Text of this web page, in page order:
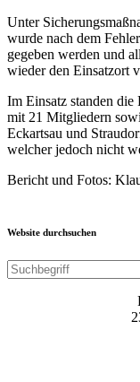
Unter
wurde nach dem
gegeben werden und
wieder den Einsatzort
Im Einsatz standen
mit 21 Mitgliedern
Eckartsau und
welcher jedoch nicht
Bericht und Fotos:
Website durchsuchen